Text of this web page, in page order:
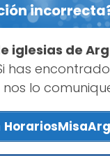
iglesias de
has
lo